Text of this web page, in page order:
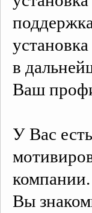
в
Ваш
У Вас
компании.
Вы